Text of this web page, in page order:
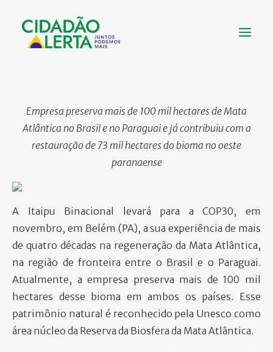
VÍDEOS
NOTÍCIAS
FAÇA UMA DOAÇÃO
PARTICIPE
Empresa preserva mais de 100 mil hectares de Mata
Atlântica no Brasil e no Paraguai e já contribuiu com a
restauração de 73 mil hectares do bioma no oeste
paranaense
A Itaipu Binacional levará para a COP30, em
novembro, em Belém (PA), a sua experiência de mais
de quatro décadas na regeneração da Mata Atlântica,
na região de fronteira entre o Brasil e o Paraguai.
Atualmente, a empresa preserva mais de 100 mil
hectares desse bioma em ambos os países. Esse
patrimônio natural é reconhecido pela Unesco como
área núcleo da Reserva da Biosfera da Mata Atlântica.